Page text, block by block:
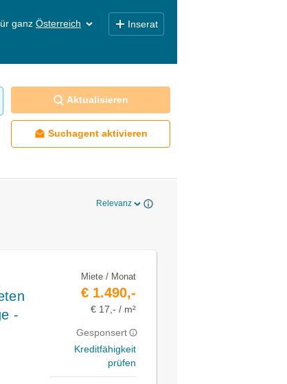
ganz Österreich Inserat
Aktualisieren
Suchagent aktivieren
Relevanz
-
Miete / Monat
€ 1.490,-
€ 17,- / m²
Gesponsert
Kreditfähigkeit
prüfen